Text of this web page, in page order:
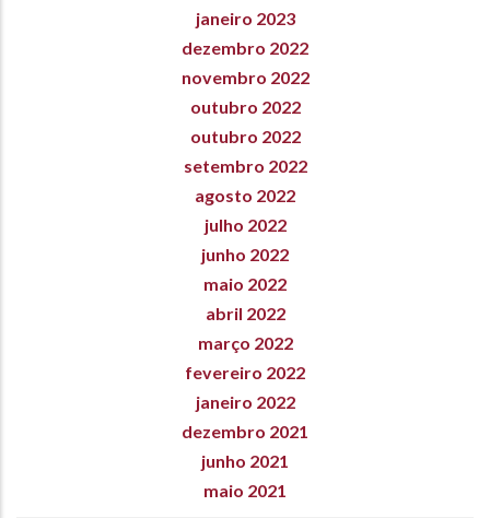
janeiro 2023
dezembro 2022
novembro 2022
outubro 2022
outubro 2022
setembro 2022
agosto 2022
julho 2022
junho 2022
maio 2022
abril 2022
março 2022
fevereiro 2022
janeiro 2022
dezembro 2021
junho 2021
maio 2021